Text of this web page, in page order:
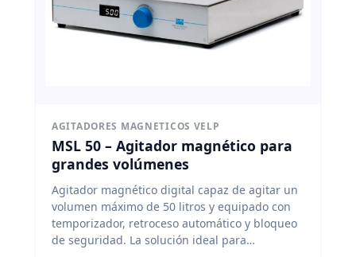
AGITADORES MAGNETICOS VELP
MSL 50 – Agitador magnético para
grandes volúmenes
Agitador magnético digital capaz de agitar un
volumen máximo de 50 litros y equipado con
temporizador, retroceso automático y bloqueo
de seguridad. La solución ideal para